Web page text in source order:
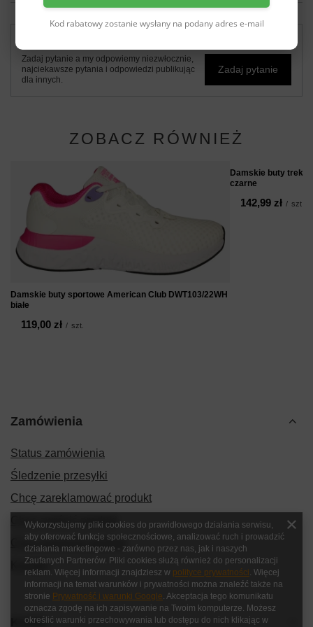
Zadaj pytanie a my odpowiemy niezwłocznie,
najciekawsze pytania i odpowiedzi publikując
dla innych.
Zadaj pytanie
ZOBACZ RÓWNIEŻ
Damskie buty sportowe American Club DWT103/22WH
białe
119,00 zł / szt.
Damskie buty
czarne
142,99 zł / szt.
Zamówienia
Status zamówienia
Śledzenie przesyłki
Chcę zareklamować produkt
Chcę zwrócić produkt
Chcę wymienić produkt
Kontakt
Konto
Kod rabatowy zostanie wysłany na podany adres e-mail
Wykorzystujemy pliki cookies do prawidłowego działania serwisu,
aby oferować funkcje społecznościowe, analizować ruch i prowadzić
działania marketingowe - zarówno przez nas, jak i naszych
Zaufanych Partnerów. Pliki cookies służą również do personalizacji
reklam. Więcej informacji znajdziesz w polityce prywatności. Więcej
informacji na temat warunków i prywatności można znaleźć także na
stronie Prywatność i warunki Google. Akceptacja tego komunikatu
oznacza zgodę na ich zapisywanie na Twoim komputerze. Możesz
określić warunki przechowywania lub dostępu do nich klikając w